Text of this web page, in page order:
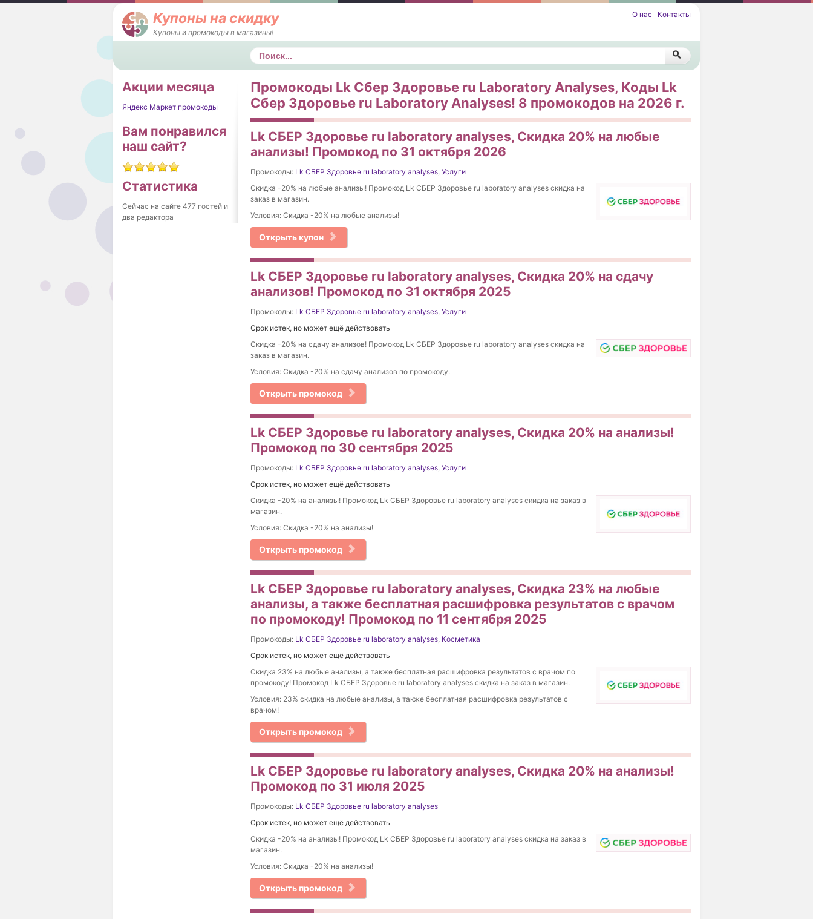
Купоны на скидку
Купоны и промокоды в магазины!
О нас Контакты
Поиск
Акции месяца
Яндекс Маркет промокоды
Вам понравился
наш сайт?
Статистика
Сейчас на сайте 477 гостей и
два редактора
Промокоды Lk Сбер Здоровье ru Laboratory Analyses, Коды Lk
Сбер Здоровье ru Laboratory Analyses! 8 промокодов на 2026 г.
Lk СБЕР Здоровье ru laboratory analyses, Скидка 20% на любые
анализы! Промокод по 31 октября 2026
Промокоды: Lk СБЕР Здоровье ru laboratory analyses, Услуги
Скидка -20% на любые анализы! Промокод Lk СБЕР Здоровье ru laboratory analyses скидка на
заказ в магазин.
Условия: Скидка -20% на любые анализы!
Открыть купон
Lk СБЕР Здоровье ru laboratory analyses, Скидка 20% на сдачу
анализов! Промокод по 31 октября 2025
Промокоды: Lk СБЕР Здоровье ru laboratory analyses, Услуги
Срок истек, но может ещё действовать
Скидка -20% на сдачу анализов! Промокод Lk СБЕР Здоровье ru laboratory analyses скидка на
заказ в магазин.
Условия: Скидка -20% на сдачу анализов по промокоду.
Открыть промокод
Lk СБЕР Здоровье ru laboratory analyses, Скидка 20% на анализы!
Промокод по 30 сентября 2025
Промокоды: Lk СБЕР Здоровье ru laboratory analyses, Услуги
Срок истек, но может ещё действовать
Скидка -20% на анализы! Промокод Lk СБЕР Здоровье ru laboratory analyses скидка на заказ в
магазин.
Условия: Скидка -20% на анализы!
Открыть промокод
Lk СБЕР Здоровье ru laboratory analyses, Скидка 23% на любые
анализы, а также бесплатная расшифровка результатов с врачом
по промокоду! Промокод по 11 сентября 2025
Промокоды: Lk СБЕР Здоровье ru laboratory analyses, Косметика
Срок истек, но может ещё действовать
Скидка 23% на любые анализы, а также бесплатная расшифровка результатов с врачом по
промокоду! Промокод Lk СБЕР Здоровье ru laboratory analyses скидка на заказ в магазин.
Условия: 23% скидка на любые анализы, а также бесплатная расшифровка результатов с
врачом!
Открыть промокод
Lk СБЕР Здоровье ru laboratory analyses, Скидка 20% на анализы!
Промокод по 31 июля 2025
Промокоды: Lk СБЕР Здоровье ru laboratory analyses
Срок истек, но может ещё действовать
Скидка -20% на анализы! Промокод Lk СБЕР Здоровье ru laboratory analyses скидка на заказ в
магазин.
Условия: Скидка -20% на анализы!
Открыть промокод